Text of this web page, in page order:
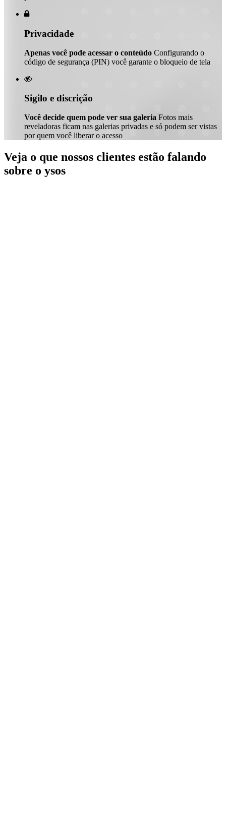

Privacidade
Apenas você pode acessar o conteúdo Configurando o
código de segurança (PIN) você garante o bloqueio de tela

Sigilo e discrição
Você decide quem pode ver sua galeria Fotos mais
reveladoras ficam nas galerias privadas e só podem ser vistas
por quem você liberar o acesso
Veja o que nossos clientes estão falando
sobre o ysos